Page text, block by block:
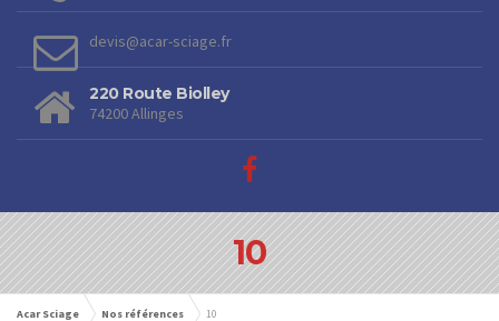
devis@acar-sciage.fr
220 Route Biolley
74200 Allinges
10
Acar Sciage Nos références 10